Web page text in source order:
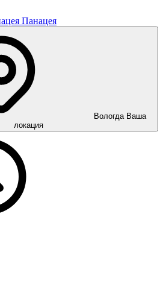
Панацея
Вологда Ваша
локация